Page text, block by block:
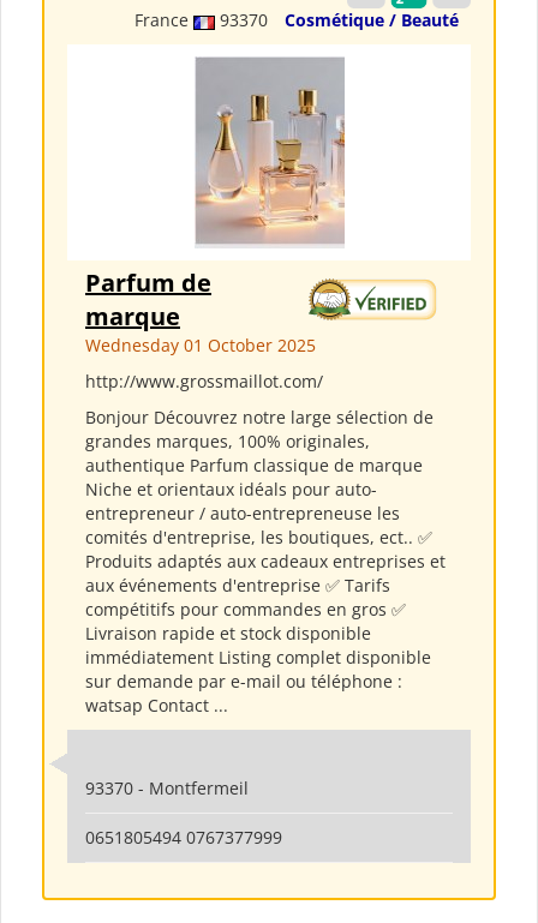
France 93370 Cosmétique / Beauté
Parfum de
marque
Wednesday 01 October 2025
http://www.grossmaillot.com/
Bonjour Découvrez notre large sélection de
grandes marques, 100% originales,
authentique Parfum classique de marque
Niche et orientaux idéals pour auto-
entrepreneur / auto-entrepreneuse les
comités d'entreprise, les boutiques, ect.. ✅
Produits adaptés aux cadeaux entreprises et
aux événements d'entreprise ✅ Tarifs
compétitifs pour commandes en gros ✅
Livraison rapide et stock disponible
immédiatement Listing complet disponible
sur demande par e-mail ou téléphone :
watsap Contact ...
93370 - Montfermeil
0651805494 0767377999